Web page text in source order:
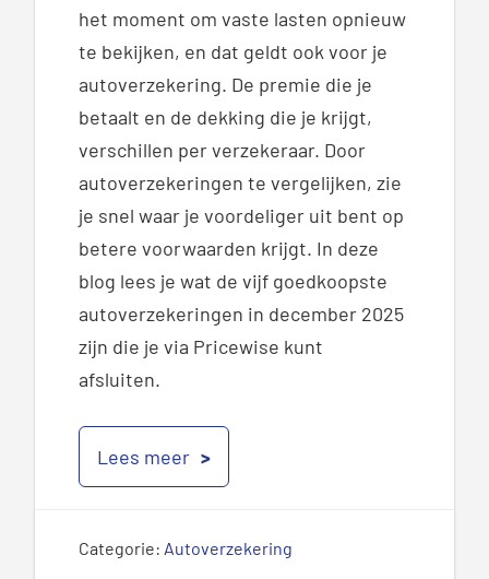
het moment om vaste lasten opnieuw
te bekijken, en dat geldt ook voor je
autoverzekering. De premie die je
betaalt en de dekking die je krijgt,
verschillen per verzekeraar. Door
autoverzekeringen te vergelijken, zie
je snel waar je voordeliger uit bent op
betere voorwaarden krijgt. In deze
blog lees jewat de vijf goedkoopste
autoverzekeringen in december 2025
zijn die je via Pricewise kunt
afsluiten.
Lees meer
Categorie: Autoverzekering